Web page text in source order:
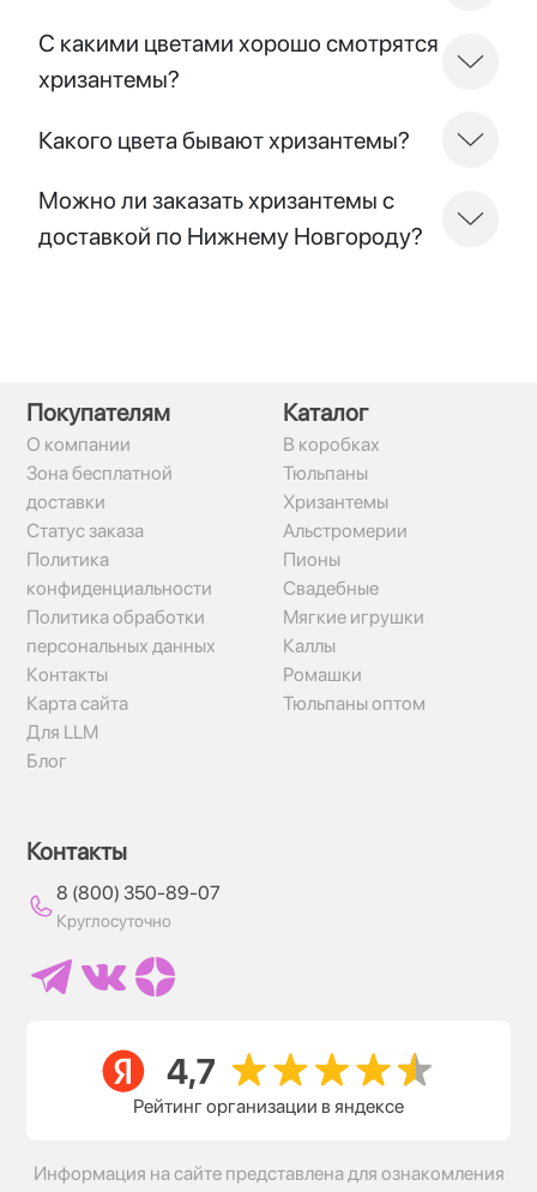
С какими цветами хорошо смотрятся
хризантемы?
Какого цвета бывают хризантемы?
Можно ли заказать хризантемы с
доставкой по Нижнему Новгороду?
Покупателям
О компании
Зона бесплатной
доставки
Статус заказа
Политика
конфиденциальности
Политика обработки
персональных данных
Контакты
Карта сайта
Для LLM
Блог
Каталог
В коробках
Тюльпаны
Хризантемы
Альстромерии
Пионы
Свадебные
Мягкие игрушки
Каллы
Ромашки
Тюльпаны оптом
Контакты
8 (800) 350-89-07
Круглосуточно
Рейтинг организации в яндексе
Информация на сайте представлена для ознакомления